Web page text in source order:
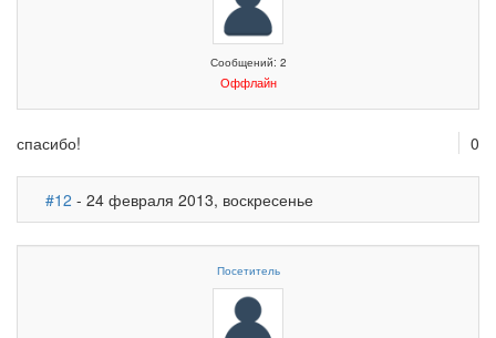
Сообщений: 2
Оффлайн
0
спасибо!
#12 - 24 февраля 2013, воскресенье
Посетитель